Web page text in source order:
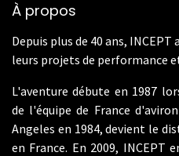
À propos
Depuis plus de 40 ans,
leurs projets de performance
L'aventure débute en 1987
de l'équipe de France
Angeles en 1984, devient le
en France. En 2009,